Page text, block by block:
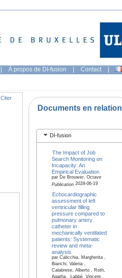
| À propos de DI-fusion | Contact |
Citer
Documents en relation
DI-fusion
The Impact of Job
Search Monitoring on
Incapacity: An
Empirical Evaluation
par De Brouwer, Octave
Publication2028-06-19
Echocardiographic
assessment of left
ventricular filling
pressure compared to
pulmonary artery
catheter in
mechanically ventilated
patients: Systematic
review and meta-
analysis
par Calicchia, Margherita ,
Bianchi, Valeria ,
Calabrese, Alberto , Roth,